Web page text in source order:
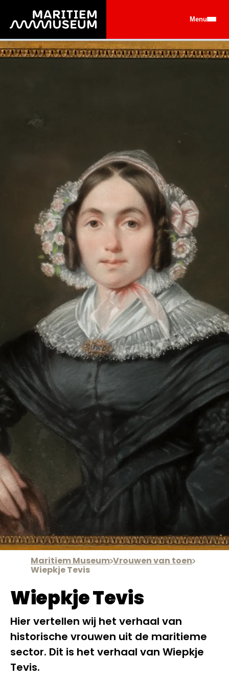
Ga naar de hoofdinhoud Menu
Maritiem Museum Vrouwen van toen
Wiepkje Tevis
Wiepkje Tevis
Hier vertellen wij het verhaal van
historische vrouwen uit de maritieme
sector. Dit is het verhaal van Wiepkje
Tevis.